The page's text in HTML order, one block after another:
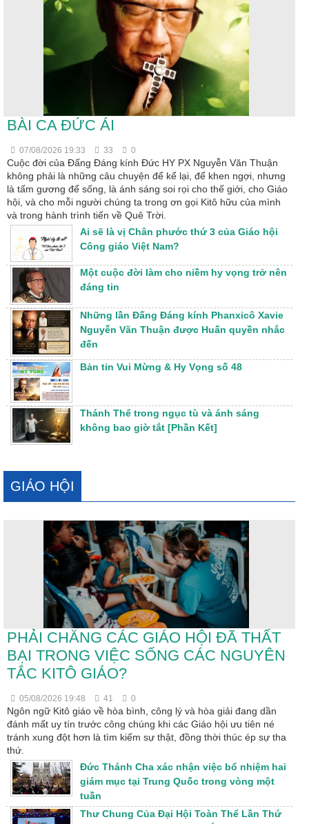
BÀI CA ĐỨC ÁI
07/08/2026 19:33 33 0
Cuộc đời của Đấng Đáng kính Đức HY PX Nguyễn Văn Thuận
không phải là những câu chuyện để kể lại, để khen ngợi, nhưng
là tấm gương để sống, là ánh sáng soi rọi cho thế giới, cho Giáo
hội, và cho mỗi người chúng ta trong ơn gọi Kitô hữu của mình
và trong hành trình tiến về Quê Trời.
Ai sẽ là vị Chân phước thứ 3 của Giáo hội
Công giáo Việt Nam?
Một cuộc đời làm cho niềm hy vọng trở nên
đáng tin
Những lần Đấng Đáng kính Phanxicô Xavie
Nguyễn Văn Thuận được Huấn quyền nhắc
đến
Bản tin Vui Mừng & Hy Vọng số 48
Thánh Thể trong ngục tù và ánh sáng
không bao giờ tắt [Phần Kết]
GIÁO HỘI
PHẢI CHĂNG CÁC GIÁO HỘI ĐÃ THẤT
BẠI TRONG VIỆC SỐNG CÁC NGUYÊN
TẮC KITÔ GIÁO?
05/08/2026 19:48 41 0
Ngôn ngữ Kitô giáo về hòa bình, công lý và hòa giải đang dần
đánh mất uy tín trước công chúng khi các Giáo hội ưu tiên né
tránh xung đột hơn là tìm kiếm sự thật, đồng thời thúc ép sự tha
thứ.
Đức Thánh Cha xác nhận việc bổ nhiệm hai
giám mục tại Trung Quốc trong vòng một
tuần
Thư Chung Của Đại Hội Toàn Thể Lần Thứ